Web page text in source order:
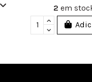
2 em